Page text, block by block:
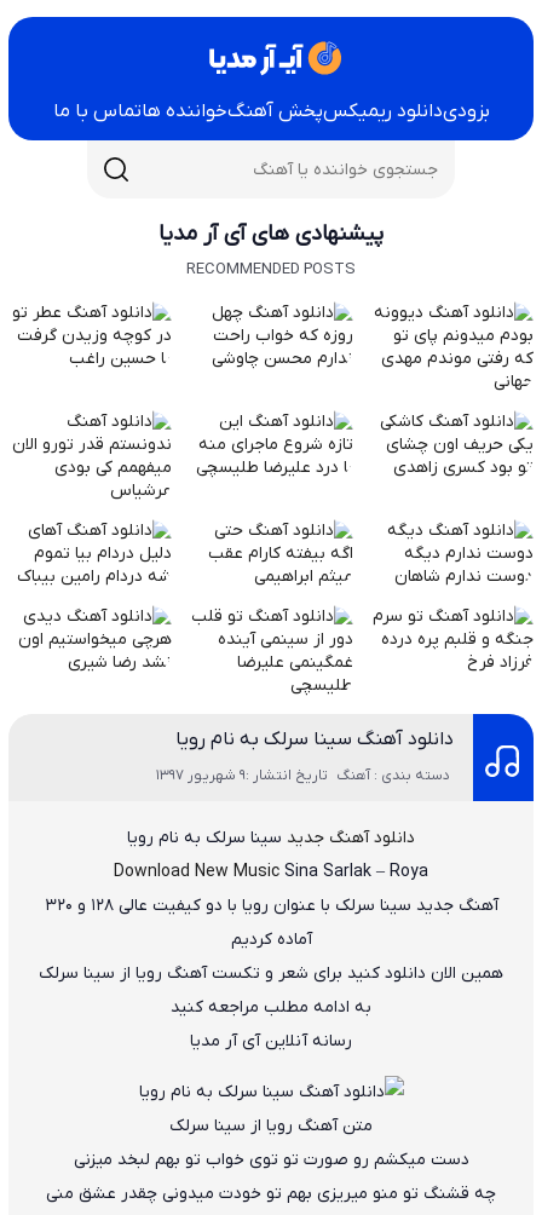
بزودیدانلود ریمیکسپخش آهنگخواننده هاتماس با ما
پیشنهادی های آی آر مدیا
RECOMMENDED POSTS
دانلود آهنگ سینا سرلک به نام رویا
دسته بندی : آهنگ تاریخ انتشار :9 شهریور 1397
دانلود آهنگ جدید سینا سرلک به نام رویا
Download New Music Sina Sarlak – Roya
آهنگ جدید سینا سرلک با عنوان رویا
با دو کیفیت عالی ۱۲۸ و ۳۲۰
آماده کردیم
همین الان دانلود کنید برای شعر و تکست آهنگ رویا از سینا سرلک
به ادامه مطلب مراجعه کنید
رسانه آنلاین آی آر مدیا
متن آهنگ رویا از سینا سرلک
دست میکشم رو صورت تو توی خواب تو بهم لبخد میزنی
چه قشنگ تو منو میریزی بهم تو خودت میدونی چقدر عشق منی